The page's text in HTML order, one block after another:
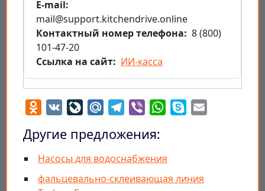
E-mail
mail@support.kitchendrive.online
Контактный номер телефона
8 (800)
101-47-20
Ссылка на сайт
ИИ-касса
Odnoklassniki
VK LiveJournal
Mail.RuTelegram
Viber WhatsApp
Skype
Другие предложения:
Насосы для водоснабжения
фальцевально-склеивающая линия